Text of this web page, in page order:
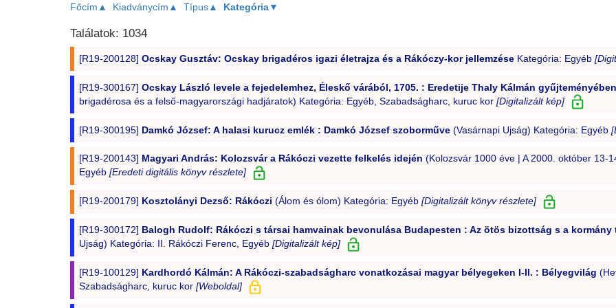
Főcím▲ Kiadványcím▲ Típus▲ Kategória▼
Találatok: 1034
[R19-200128] Ocskay Gusztáv: Ocskay brigadéros igazi életrajza és a Rákóczy-kor jellemzéseKategória: Egyéb
[R19-300167] Ocskay László levele a fejedelemhez, Éleskő várából, 1705. : Eredetije Thaly Kálmán gyűjteményében
brigadérosa és a felső-magyarországi hadjáratok) Kategória: Egyéb, Szabadságharc, kuruc kor [Digitalizált kép]
[R19-300195] Damkó József: A halasi kurucz emlék : Damkó József szoborműve(Vasárnapi Ujság) Kategória: Egyéb
[R19-200143] Magyari András: Kolozsvár a Rákóczi vezette felkelés idején (Kolozsvár 1000 éve | A 2000. október 13-
Egyéb [Eredeti digitális könyv részlete]
[R19-200179] Kosztolányi Dezső: Rákóczi (Álom és ólom) Kategória: Egyéb [Digitalizált könyv részlete]
[R19-300172] Balogh Rudolf: Rákóczi s társai hamvainak bevonulása Budapesten : Az ötös bizottság s a
Ujság) Kategória: II. Rákóczi Ferenc, Egyéb [Digitalizált kép]
[R19-100129] Kardhordó Kálmán: A Rákóczi-szabadságharc vonatkozásai magyar bélyegeken I-II. : Bélyegvilág
Szabadságharc, kuruc kor [Weboldal]